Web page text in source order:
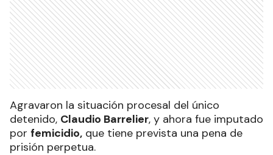
Agravaron la situación procesal del único
detenido, Claudio Barrelier, y ahora fue imputado
por femicidio, que tiene prevista una pena de
prisión perpetua.